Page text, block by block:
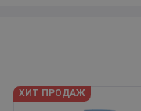
ХИТ ПРОДАЖ